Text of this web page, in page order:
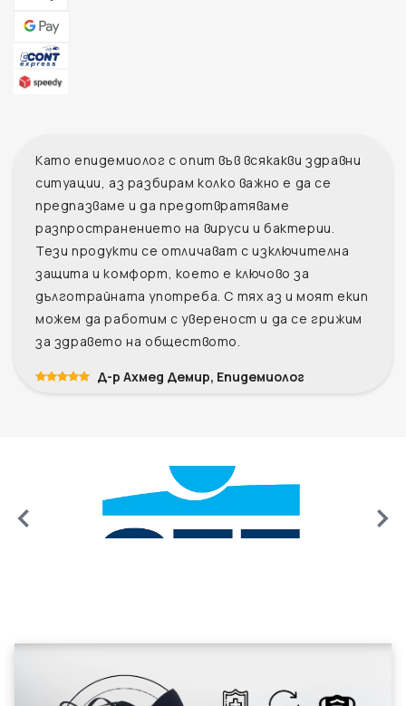
Като епидемиолог с опит във всякакви здравни
ситуации, аз разбирам колко важно е да се
предпазваме и да предотвратяваме
разпространението на вируси и бактерии.
Тези продукти се отличават с изключителна
защита и комфорт, което е ключово за
дълготрайната употреба. С тях аз и моят екип
можем да работим с увереност и да се грижим
за здравето на обществото.
Д-р Ахмед Демир, Епидемиолог